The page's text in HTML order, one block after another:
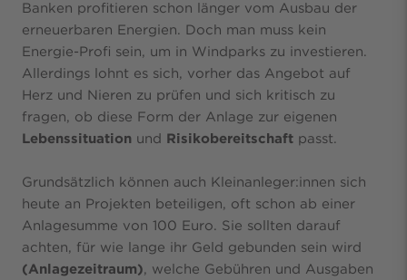
Banken profitieren schon länger vom Ausbau der
erneuerbaren Energien. Doch man muss kein
Energie-Profi sein, um in Windparks zu investieren.
Allerdings lohnt es sich, vorher das Angebot auf
Herz und Nieren zu prüfen und sich kritisch zu
fragen, ob diese Form der Anlage zur eigenen
Lebenssituation und Risikobereitschaft passt.
Grundsätzlich können auch Kleinanleger:innen sich
heute an Projekten beteiligen, oft schon ab einer
Anlagesumme von 100 Euro. Sie sollten darauf
achten, für wie lange ihr Geld gebunden sein wird
(Anlagezeitraum), welche Gebühren und Ausgaben